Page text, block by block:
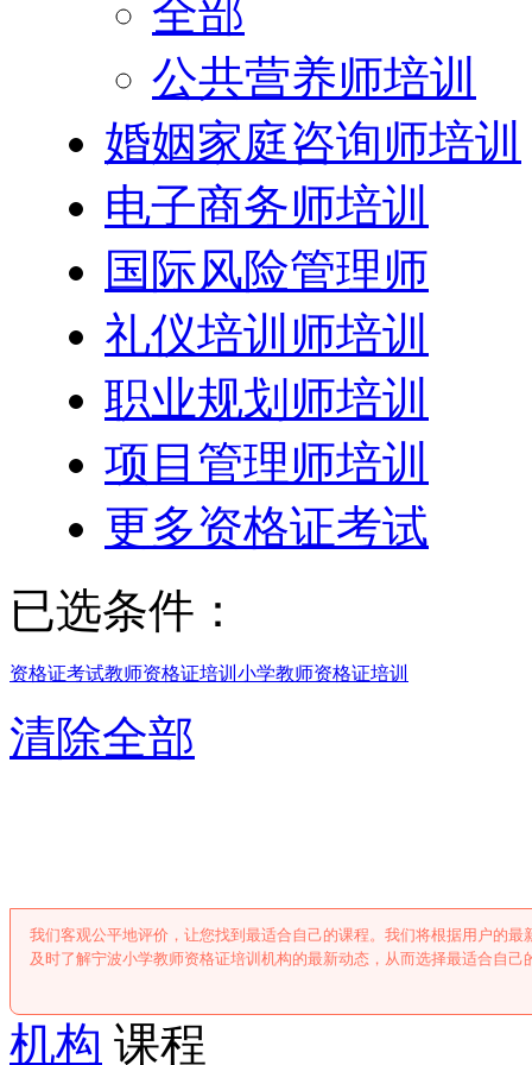
全部
公共营养师培训
婚姻家庭咨询师培训
电子商务师培训
国际风险管理师
礼仪培训师培训
职业规划师培训
项目管理师培训
更多资格证考试
已选条件：
资格证考试教师资格证培训 小学教师资格证培训
清除全部
我们客观公平地评价，让您找到最适合自己的课程。我们将根据用户的
及时了解宁波小学教师资格证培训机构的最新动态，从而选择最适合自
机构 课程